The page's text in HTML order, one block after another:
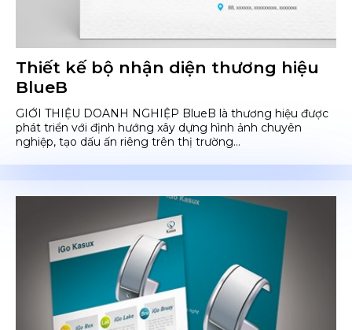
Thiết kế bộ nhận diện thương hiệu
BlueB
GIỚI THIỆU DOANH NGHIỆP BlueB là thương hiệu được
phát triển với định hướng xây dựng hình ảnh chuyên
nghiệp, tạo dấu ấn riêng trên thị trường...